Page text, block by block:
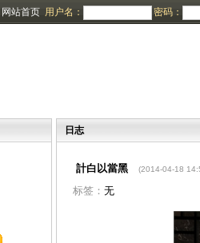
网站首页 用户名： 密码：
日志
計白以當黑 (2014-04-18
标签： 无